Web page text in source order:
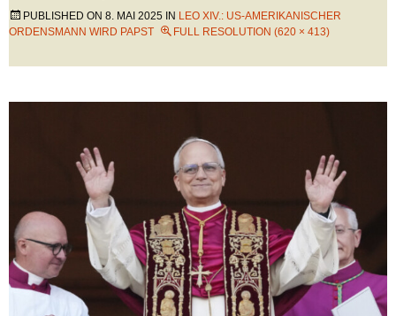
PUBLISHED ON 8. MAI 2025 IN LEO XIV.: US-AMERIKANISCHER
ORDENSMANN WIRD PAPST
FULL RESOLUTION (620 × 413)